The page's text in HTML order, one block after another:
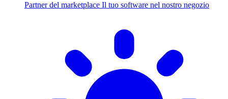
Partner del marketplace Il tuo software nel nostro negozio